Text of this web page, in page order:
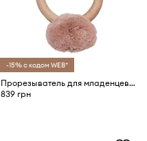
-15% с кодом WEB*
Прорезыватель для младенцев Effiki
839 грн